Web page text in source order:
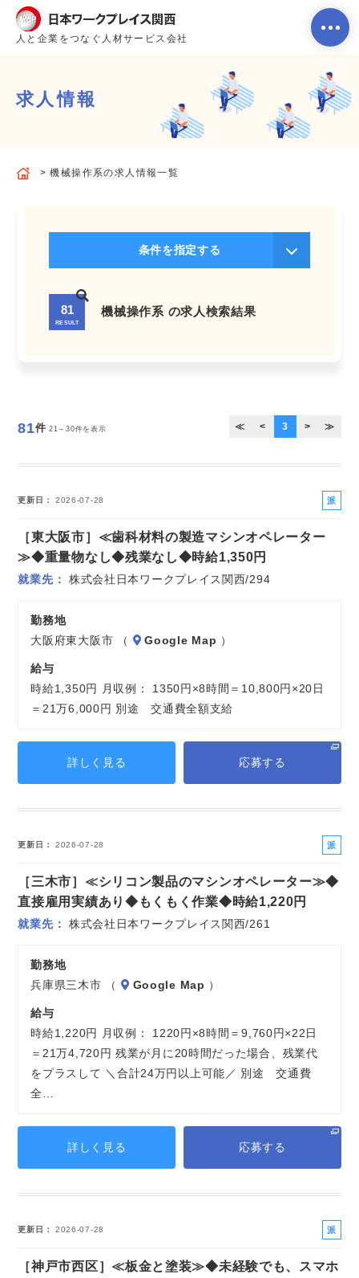
人と企業をつなぐ人材サービス会社
ホーム
よくあるご質問
求人情報
機械操作系の求人情報一覧
条件を指定する
81
RESULT
機械操作系 の求人検索結果
81件 21～30件を表示 ≪ < 3 > ≫
更新日 2026-07-28
派
［東大阪市］≪歯科材料の製造マシンオペレーター
≫◆重量物なし◆残業なし◆時給1,350円
就業先 株式会社日本ワークプレイス関西/294
勤務地
大阪府東大阪市 （
Google Map ）
給与
時給1,350円 月収例： 1350円×8時間＝10,800円×20日
＝21万6,000円 別途 交通費全額支給
詳しく見る 応募する
更新日 2026-07-28
派
社
［三木市］≪シリコン製品のマシンオペレーター≫◆
直接雇用実績あり◆もくもく作業◆時給1,220円
就業先 株式会社日本ワークプレイス関西/261
勤務地
兵庫県三木市 （
Google Map ）
給与
時給1,220円 月収例： 1220円×8時間＝9,760円×22日
＝21万4,720円 残業が月に20時間だった場合、残業代
をプラスして ＼合計24万円以上可能／ 別途 交通費
全…
詳しく見る 応募する
更新日 2026-07-28
派
社
［神戸市西区］≪板金と塗装≫◆未経験でも、スマホ